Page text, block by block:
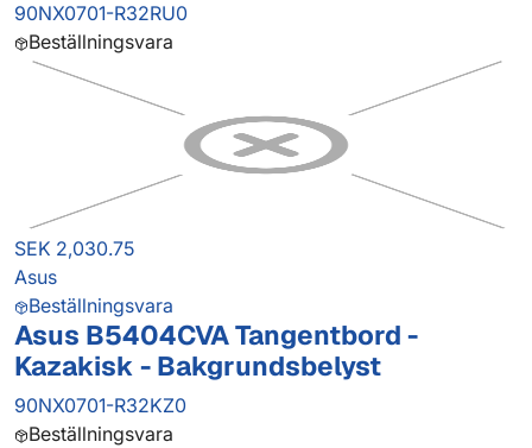
90NX0701-R32RU0
Beställningsvara
SEK 2,030.75
Asus
Beställningsvara
Asus B5404CVA Tangentbord -
Kazakisk - Bakgrundsbelyst
90NX0701-R32KZ0
Beställningsvara